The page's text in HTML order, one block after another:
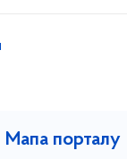
Мапа порталу